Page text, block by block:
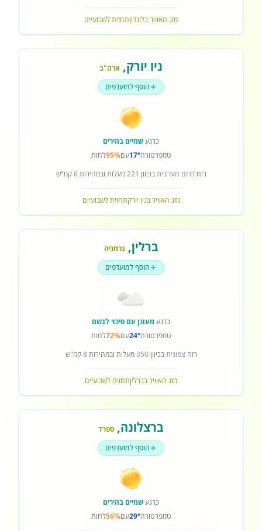
מזג האוויר בלונדוןתחזית לשבועיים
ניו יורק, ארה"ב
הוסף למועדפים
כרגעשמיים בהירים
טמפרטורה17°עם95%לחות
רוחדרום מערביתבכיוון 221מעלות ובמהירות6קמ"ש
מזג האוויר בניו יורקתחזית לשבועיים
ברלין, גרמניה
הוסף למועדפים
כרגעמעונן עם סיכוי לגשם
טמפרטורה24°עם72%לחות
רוחצפוניתבכיוון350מעלות ובמהירות8קמ"ש
מזג האוויר בברליןתחזית לשבועיים
ברצלונה, ספרד
הוסף למועדפים
כרגעשמיים בהירים
טמפרטורה29°עם56%לחות